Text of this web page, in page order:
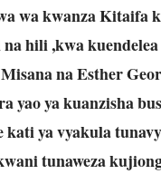
wa kwanza Kitaifa
hili ,kwa
na Esther
yao ya kuanzisha
ya vyakula
tunaweza